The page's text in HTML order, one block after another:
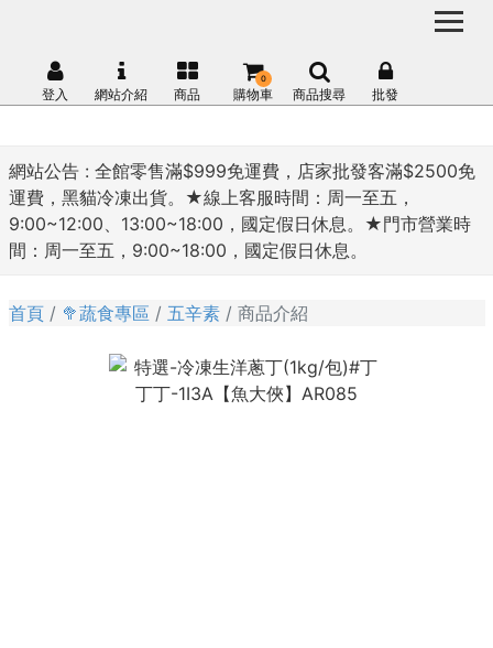
網站公告 : 全館零售滿$999免運費，店家批發客滿$2500免
運費，黑貓冷凍出貨。★線上客服時間：周一至五，
9:00~12:00、13:00~18:00，國定假日休息。★門市營業時
間：周一至五，9:00~18:00，國定假日休息。
登入 網站介紹 商品 購物車
0
商品搜尋 批發
首頁 🥦蔬食專區 五辛素 商品介紹